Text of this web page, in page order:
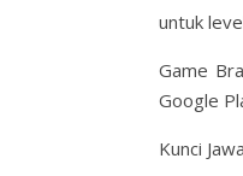
untuk
Game
Google
Kunci